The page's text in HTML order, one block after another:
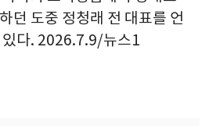
던 도중 정청래 전 대표를 언
있다. 2026.7.9/뉴스1